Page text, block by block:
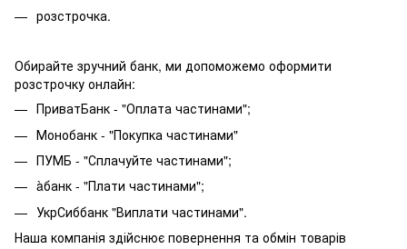
розстрочка.
Обирайте зручний банк, ми допоможемо оформити
розстрочку онлайн:
ПриватБанк - "Оплата частинами";
Монобанк - "Покупка частинами"
ПУМБ - "Сплачуйте частинами";
àбанк - "Плати частинами";
УкрСиббанк "Виплати частинами".
Наша компанія здійснює повернення та обмін товарів